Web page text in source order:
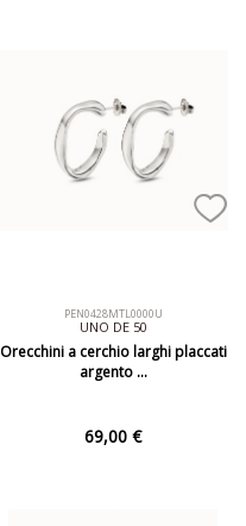
PEN0428MTL0000U
UNO DE 50
Orecchini a cerchio larghi placcati
argento …
69,00 €